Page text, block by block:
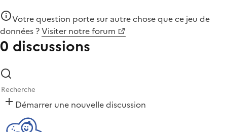
Votre question porte sur autre chose quece jeu de
données ?Visiter notre forum
0 discussions
Démarrer une nouvelle discussion